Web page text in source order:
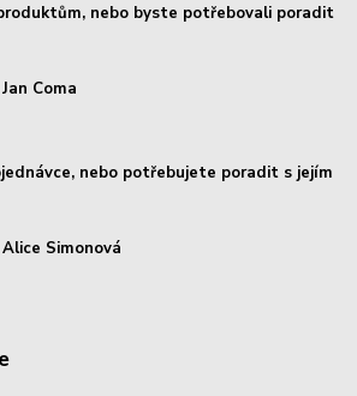
nebo byste potřebovali poradit
Coma
nebo potřebujete poradit s jejím
Simonová